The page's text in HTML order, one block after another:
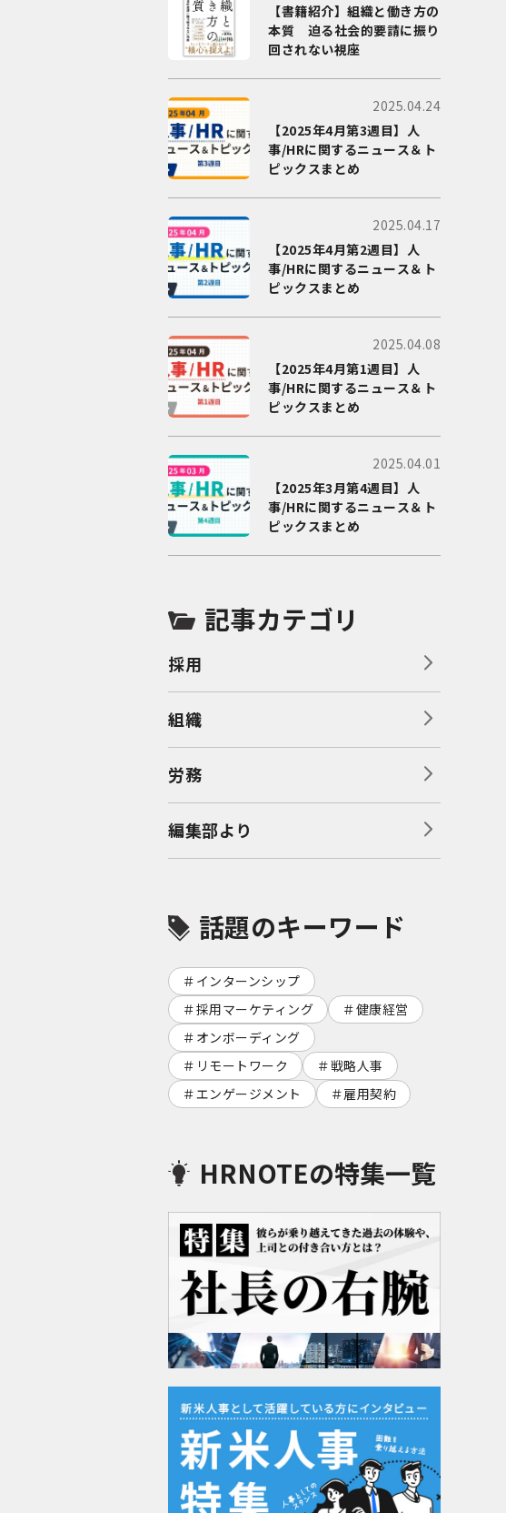
【書籍紹介】組織と働き方の
本質 迫る社会的要請に振り
回されない視座
2025.04.24
【2025年4月第3週目】人
事/HRに関するニュース＆ト
ピックスまとめ
2025.04.17
【2025年4月第2週目】人
事/HRに関するニュース＆ト
ピックスまとめ
2025.04.08
【2025年4月第1週目】人
事/HRに関するニュース＆ト
ピックスまとめ
2025.04.01
【2025年3月第4週目】人
事/HRに関するニュース＆ト
ピックスまとめ
記事カテゴリ
採用
組織
労務
編集部より
話題のキーワード
インターンシップ
採用マーケティング
健康経営
オンボーディング
リモートワーク
戦略人事
エンゲージメント
雇用契約
HRNOTEの特集一覧